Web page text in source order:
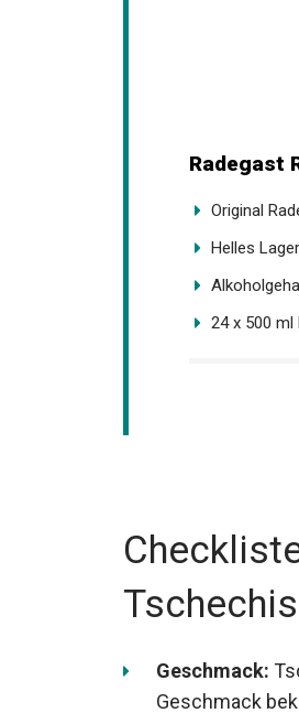
Radegast
Original
Helles
24 x 500 ml
Geschmack:
Geschmack